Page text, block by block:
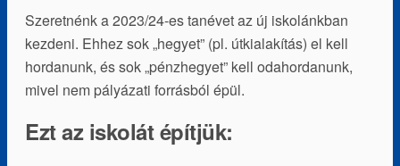
Szeretnénk a 2023/24-es tanévet az új iskolánkban
kezdeni. Ehhez sok „hegyet” (pl. útkialakítás) el kell
hordanunk, és sok „pénzhegyet” kell odahordanunk,
mivel nem pályázati forrásból épül.
Ezt az iskolát építjük: